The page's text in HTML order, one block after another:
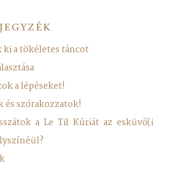
ki a tökéletes táncot
a lépéseket!
és szórakozzatok!
a Le Til Kúriát az esküvő(i